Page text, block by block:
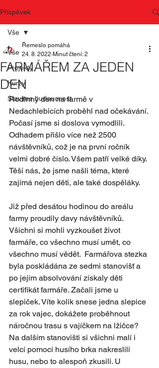
Příspěvek
Vše
Projekty
Kurzy
Stavíme budoucnost
Vše
FARMÁŘEM ZA JEDEN
DEN
Řemeslo pomáhá
24. 8. 2022 Minut čtení: 2
Rodinný den na farmě v
Nedachlebicích proběhl nad očekávání.
Počasí jsme si doslova vymodlili.
Odhadem přišlo více než 2500
návštěvníků, což je na první ročník
velmi dobré číslo. Všem patří velké díky.
Těší nás, že jsme našli téma, které
zajímá nejen děti, ale také dospěláky.
Již před desátou hodinou do areálu
farmy proudily davy návštěvníků.
Všichni si mohli vyzkoušet život
farmáře, co všechno musí umět, co
všechno musí vědět.  Farmářova stezka
byla poskládána ze sedmi stanovišť a
po jejím absolvování získaly děti
certifikát farmáře. Začali jsme u
slepiček. Víte kolik snese jedna slepice
za rok vajec, dokážete proběhnout
náročnou trasu s vajíčkem na lžičce?
Na dalším stanovišti si všichni malí i
velcí pomocí husího brka nakreslili
husu, nebo to alespoň zkusili. U